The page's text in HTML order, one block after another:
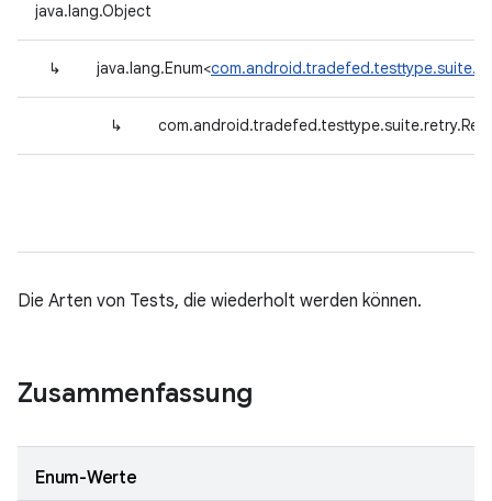
java.lang.Object
↳ java.lang.Enum<
↳
Die Arten von Tests, die wiederholt werden können.
Zusammenfassung
Enum-Werte